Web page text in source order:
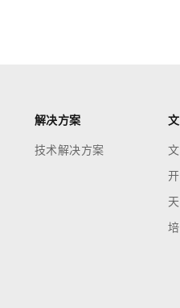
解决方案
技术解决方案